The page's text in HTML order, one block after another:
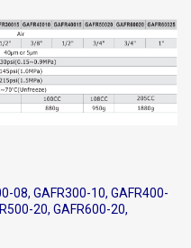
08, GAFR300-10, GAFR400-
20, GAFR600-20,